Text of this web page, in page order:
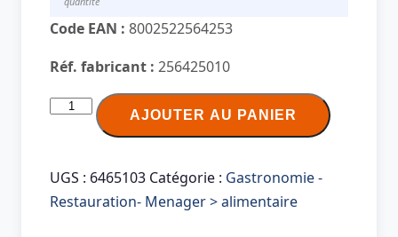
Code EAN : 8002522564253
Réf. fabricant : 256425010
quantité
Cuillère
doseuse
AJOUTER AU PANIER
UGS : 6465103 Catégorie : Gastronomie -
Restauration- Menager > alimentaire